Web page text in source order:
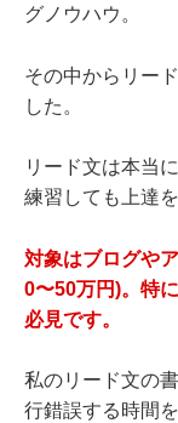
グノウハウ。
その中からリー
した。
リード文は本当
練習しても上達
対象はブログや
0〜50万円)。特
必見です。
私のリード文の
行錯誤する時間